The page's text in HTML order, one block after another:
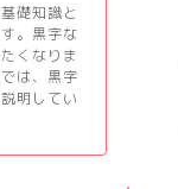
礎知識と
。黒字な
くなりま
は、黒字
明してい